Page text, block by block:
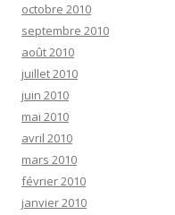
octobre 2010
septembre 2010
août 2010
juillet 2010
juin 2010
mai 2010
avril 2010
mars 2010
février 2010
janvier 2010